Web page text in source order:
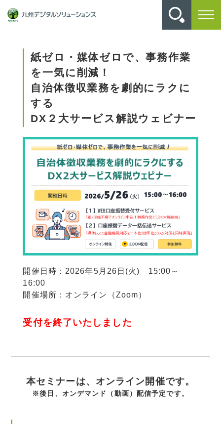
九州デジタルソリューションズ
2026/05/26(火)開催セミナー
紙ゼロ・媒体ゼロで、事務作業
を一気に削減！
自治体徴収業務を劇的にラクに
する
DX２大サービス解説ウェビナー
開催日時：2026年5月26日(火) 15:00～
16:00
開催場所：オンライン（Zoom）
受付を終了いたしました
本セミナーは、オンライン開催です。
※後日、オンデマンド（動画）配信予定です。